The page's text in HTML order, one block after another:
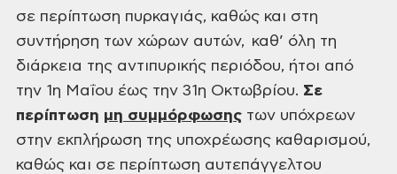
σε περίπτωση πυρκαγιάς, καθώς και στη
συντήρηση των χώρων αυτών, καθ’ όλη τη
διάρκεια της αντιπυρικής περιόδου, ήτοι από
την 1η Μαΐου έως την 31η Οκτωβρίου. Σε
περίπτωση μη συμμόρφωσης των υπόχρεων
στην εκπλήρωση της υποχρέωσης καθαρισμού,
καθώς και σε περίπτωση αυτεπάγγελτου